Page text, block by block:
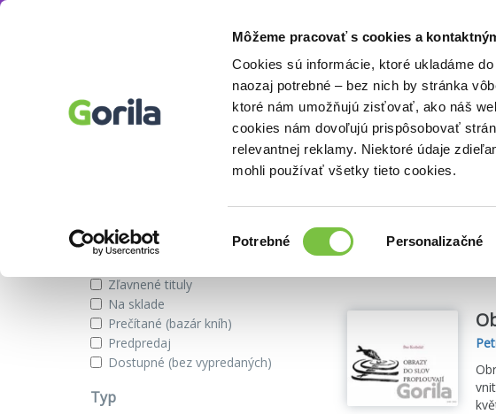
Môžeme pracovať s cookies a
Cookies sú informácie, ktoré ukladáme
naozaj potrebné – bez nich by stránka
ktoré nám umožňujú zisťovať, ako náš
cookies nám dovoľujú prispôsobovať
relevantnej reklamy. Niektoré údaje
mohli používať všetky tieto cookies.
súhlasu
Potrebné Personalizačné
Petr Korbelář
Knihy od autora Petr Korbelář
Zobraziť iba
Zľavnené tituly
Na sklade
Prečítané (bazár kníh)
Predpredaj
Dostupné (bez vypredaných)
Typ
Našli sme